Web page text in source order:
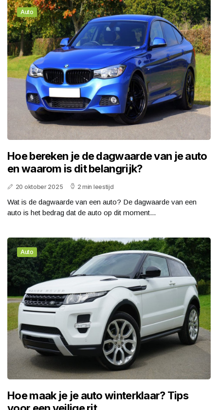
Auto
Hoe bereken je de dagwaarde van je auto
en waarom is dit belangrijk?
20 oktober 2025 2 min leestijd
Wat is de dagwaarde van een auto? De dagwaarde van een
auto is het bedrag dat de auto op dit moment...
Auto
Hoe maak je je auto winterklaar? Tips